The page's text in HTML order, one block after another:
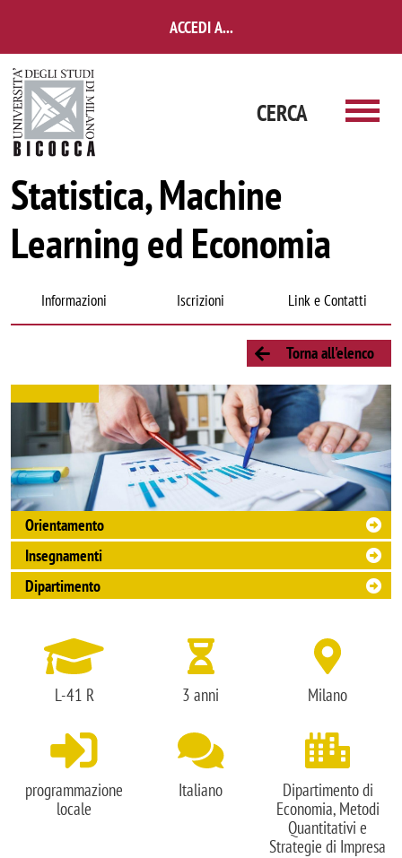
ACCEDI A...
CERCA
Statistica, Machine
Learning ed Economia
Navigazione rapida corso di laurea
Informazioni Iscrizioni Link e Contatti
Torna all'elenco
collegamenti rapidi
Orientamento
Insegnamenti
Dipartimento
L-41 R 3 anni Milano
programmazione
locale
Italiano
Dipartimento di
Economia, Metodi
Quantitativi e
Strategie di Impresa